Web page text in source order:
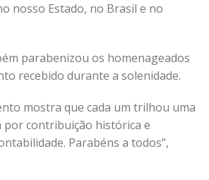
nosso Estado, no Brasil e no
parabenizou os homenageados
recebido durante a solenidade.
mostra que cada um trilhou uma
contribuição histórica e
Parabéns a todos”,